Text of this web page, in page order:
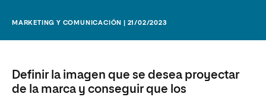
MARKETING Y COMUNICACIÓN | 21/02/2023
Definir la imagen que se desea proyectar
de la marca y conseguir que los